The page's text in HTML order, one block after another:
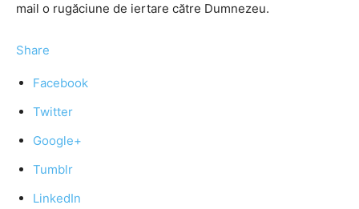
mail o rugăciune de iertare către Dumnezeu.
Share
Facebook
Twitter
Google+
Tumblr
LinkedIn